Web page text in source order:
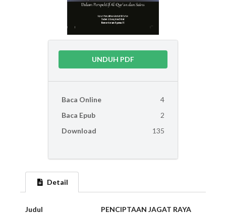
UNDUH PDF
Baca Online
4
Baca Epub
2
Download
135
Detail
Judul
PENCIPTAAN JAGAT RAYA